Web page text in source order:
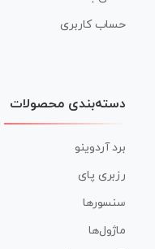
حساب کاربری
دسته‌بندی محصولات
برد آردوینو
رزبری پای
سنسورها
ماژول‌ها